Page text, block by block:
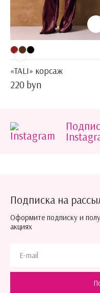
«TALI» корсаж
220 byn
Подписка на
Оформите подписку и
акциях